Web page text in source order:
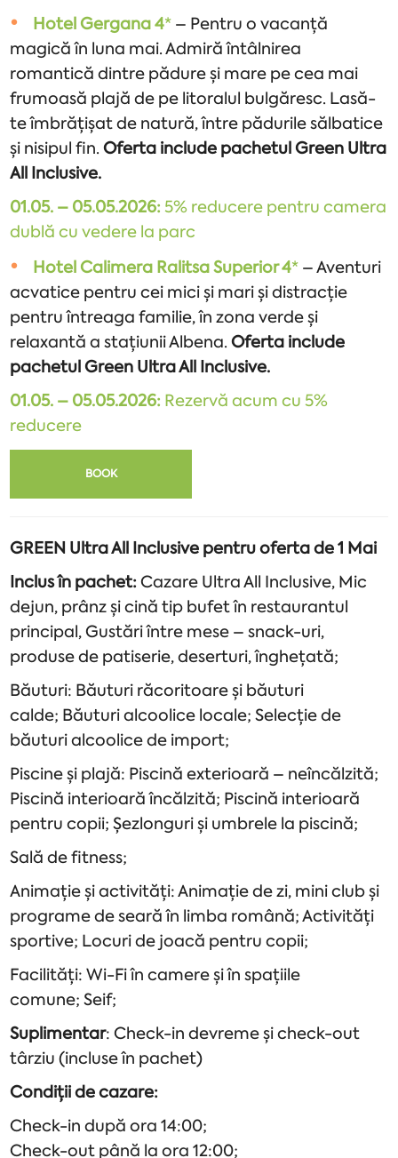
Hotel Gergana 4* – Pentru o vacanță
magică în luna mai. Admiră întâlnirea
romantică dintre pădure și mare pe cea mai
frumoasă plajă de pe litoralul bulgăresc. Lasă-
te îmbrățișat de natură, între pădurile sălbatice
și nisipul fin.Oferta include pachetul Green Ultra
All Inclusive.
01.05. – 05.05.2026: 5% reducere pentru camera
dublă cu vedere la parc
Hotel Calimera Ralitsa Superior 4* – Aventuri
acvatice pentru cei mici și mari și distracție
pentru întreaga familie, în zona verde și
relaxantă a stațiunii Albena.Oferta include
pachetul Green Ultra All Inclusive.
01.05. – 05.05.2026: Rezervă acum cu 5%
reducere
BOOK
GREEN Ultra All Inclusive pentru oferta de 1 Mai
Inclus în pachet:Cazare Ultra All Inclusive, Mic
dejun, prânz și cină tip bufet în restaurantul
principal, Gustări între mese – snack-uri,
produse de patiserie, deserturi, înghețată;
Băuturi: Băuturi răcoritoare și băuturi
calde; Băuturi alcoolice locale; Selecție de
băuturi alcoolice de import;
Piscine și plajă: Piscină exterioară – neîncălzită;
Piscină interioară încălzită; Piscină interioară
pentru copii; Șezlonguri și umbrele la piscină;
Sală de fitness;
Animație și activități: Animație de zi, mini club și
programe de seară în limba română; Activități
sportive; Locuri de joacă pentru copii;
Facilități: Wi-Fi în camere și în spațiile
comune; Seif;
Suplimentar: Check-in devreme și check-out
târziu (incluse în pachet)
Condiții de cazare:
Check-in după ora 14:00;
Check-out până la ora 12:00;